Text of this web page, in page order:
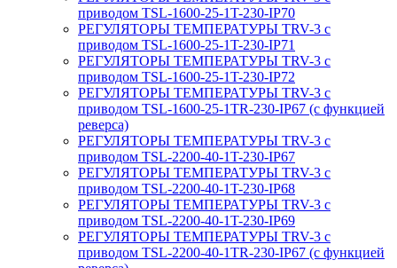
приводом TSL-1600-25-1T-230-IP70
РЕГУЛЯТОРЫ ТЕМПЕРАТУРЫ TRV-3 с
приводом TSL-1600-25-1T-230-IP71
РЕГУЛЯТОРЫ ТЕМПЕРАТУРЫ TRV-3 с
приводом TSL-1600-25-1T-230-IP72
РЕГУЛЯТОРЫ ТЕМПЕРАТУРЫ TRV-3 с
приводом TSL-1600-25-1TR-230-IP67 (с функцией
реверса)
РЕГУЛЯТОРЫ ТЕМПЕРАТУРЫ TRV-3 с
приводом TSL-2200-40-1T-230-IP67
РЕГУЛЯТОРЫ ТЕМПЕРАТУРЫ TRV-3 с
приводом TSL-2200-40-1T-230-IP68
РЕГУЛЯТОРЫ ТЕМПЕРАТУРЫ TRV-3 с
приводом TSL-2200-40-1T-230-IP69
РЕГУЛЯТОРЫ ТЕМПЕРАТУРЫ TRV-3 с
приводом TSL-2200-40-1TR-230-IP67 (с функцией